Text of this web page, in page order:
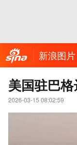
新浪图片
美国驻巴
2026-03-15 08:02:59